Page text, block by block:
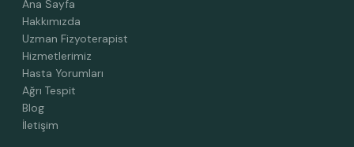
Ana Sayfa
Hakkımızda
Uzman Fizyoterapist
Hizmetlerimiz
Hasta Yorumları
Ağrı Tespit
Blog
İletişim